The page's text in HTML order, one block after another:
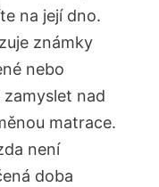
na ⁢její dno.
známky
nebo
nad
matrace.⁤
není
doba